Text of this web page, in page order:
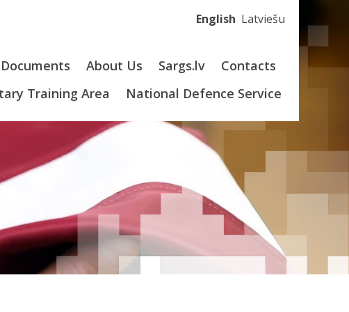
English Latviešu
Documents About Us Sargs.lv
Contacts
Training Area National Defence Service